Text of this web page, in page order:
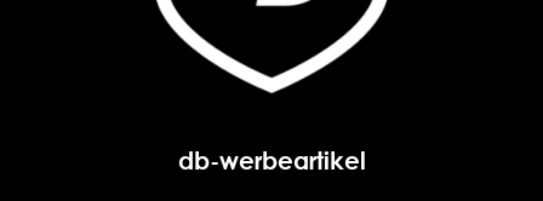
db-werbeartikel